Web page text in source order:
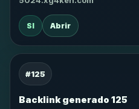
SI Abrir
#125
Backlink generado 125